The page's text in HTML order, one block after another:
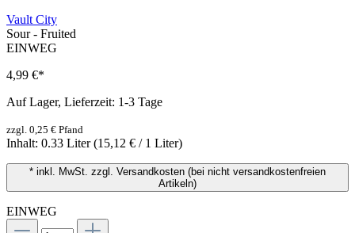
Vault City
Sour - Fruited
EINWEG
4,99 €*
Auf Lager, Lieferzeit: 1-3 Tage
zzgl. 0,25 € Pfand
Inhalt: 0.33 Liter(15,12 € / 1 Liter)
* inkl. MwSt. zzgl. Versandkosten (bei nicht versandkostenfreien
Artikeln)
EINWEG